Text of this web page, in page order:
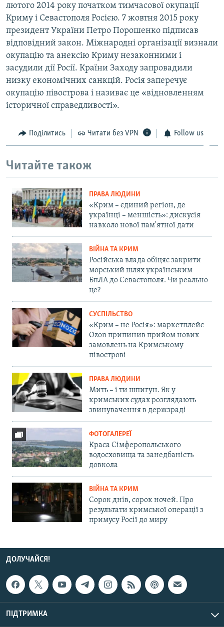
лютого 2014 року початком тимчасової окупації
Криму і Севастополя Росією. 7 жовтня 2015 року
президент України Петро Порошенко підписав
відповідний закон. Міжнародні організації визнали
окупацію та анексію Криму незаконними і
засудили дії Росії. Країни Заходу запровадили
низку економічних санкцій. Росія заперечує
окупацію півострова і називає це «відновленням
історичної справедливості».
Поділитись Читати без VPN Follow us
Читайте також
ПРАВА ЛЮДИНИ
«Крим – єдиний регіон, де
українці – меншість»: дискусія
навколо нової пам'ятної дати
ВІЙНА ТА КРИМ
Російська влада обіцяє закрити
морський шлях українським
БпЛА до Севастополя. Чи реально
це?
СУСПІЛЬСТВО
«Крим – не Росія»: маркетплейс
Ozon припинив прийом нових
замовлень на Кримському
півострові
ПРАВА ЛЮДИНИ
Мить – і ти шпигун. Як у
кримських судах розглядають
звинувачення в держзраді
ФОТОГАЛЕРЕЇ
Краса Сімферопольського
водосховища та занедбаність
довкола
ВІЙНА ТА КРИМ
Сорок днів, сорок ночей. Про
результати кримської операції з
примусу Росії до миру
ДОЛУЧАЙСЯ!
ПІДТРИМКА